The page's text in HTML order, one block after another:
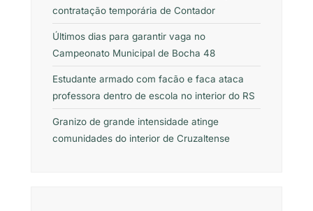
contratação temporária de Contador
Últimos dias para garantir vaga no
Campeonato Municipal de Bocha 48
Estudante armado com facão e faca ataca
professora dentro de escola no interior do RS
Granizo de grande intensidade atinge
comunidades do interior de Cruzaltense